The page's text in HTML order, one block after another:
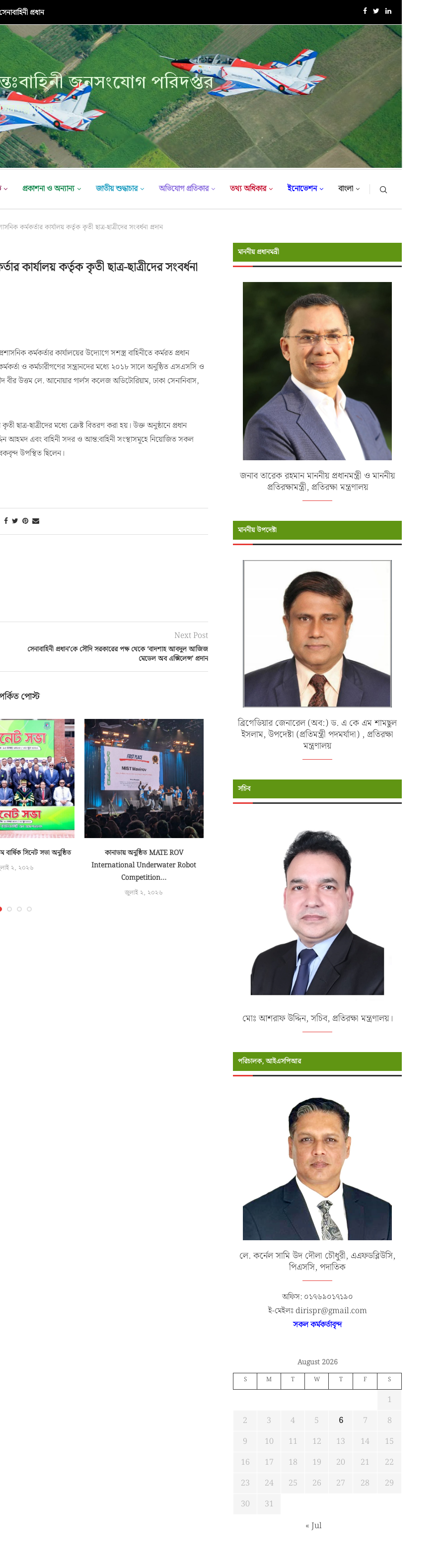
প্রধান এক্সারসাইজ টাইগার লাইটনিং-২০২৬ এর উদ্বোধনী অনুষ্ঠান
জনসংযোগ পরিদপ্তর
মন্ত্রণালয়
প্রকাশনা ও অন্যান্য জাতীয় শুদ্ধাচার অভিযোগ প্রতিকার তথ্য অধিকার ইনোভেশন বাংলা
কর্মকর্তার কার্যালয় কর্তৃক কৃতী ছাত্র-ছাত্রীদের সংবর্ধনা প্রদান
কার্যালয় কর্তৃক কৃতী ছাত্র-ছাত্রীদের সংবর্ধনা
কর্মকর্তার কার্যালয়ের উদ্যোগে সশস্ত্র বাহিনীতে কর্মরত প্রধান
ও কর্মচারীগণের সন্ত্রানদের মধ্যে ২০১৮ সালে অনুষ্ঠিত এসএসসি ও
বীর উত্তম লে. আনোয়ার গার্লস কলেজ অডিটোরিয়াম, ঢাকা সেনানিবাস,
ছাত্রীদের মধ্যে ক্রেষ্ট বিতরণ করা হয়। উক্ত অনুষ্ঠানে প্রধান
আহমদ এবং বাহিনী সদর ও আন্ত:বাহিনী সংস্থাসমূহে নিয়োজিত সকল
উপস্থিত ছিলেন।
Next Post
সেনাবাহিনী প্রধান’কে সৌদি সরকারের পক্ষ থেকে ‘বাদশাহ আবদুল আজিজ
মেডেল অব এক্সিলেন্স’ প্রদান
পোস্ট
সিনেট সভা অনুষ্ঠিত
২, ২০২৬
কানাডায় অনুষ্ঠিত MATE ROV
International Underwater Robot
Competition...
জুলাই ২, ২০২৬
১ম বাংলাদেশ ফর্মুলা স্টুডেন্ট অ্যান্ড অটোমোটিভ
ইঞ্জিনিয়ারিং সামিট...
জুন ২৫, ২০২৬
নতুনদের বরণে এমআইএসটি-তে
মাননীয় প্রধানমন্রী
জনাব তারেক রহমান মাননীয় প্রধানমন্ত্রী ও মাননীয়
প্রতিরক্ষামন্ত্রী, প্রতিরক্ষা মন্ত্রণালয়
মাননীয় উপদেষ্টা
ব্রিগেডিয়ার জেনারেল (অব:) ড. এ কে এম শামছুল
ইসলাম, উপদেষ্টা (প্রতিমন্ত্রী পদমর্যাদা) , প্রতিরক্ষা
মন্ত্রণালয়
সচিব
মোঃ আশরাফ উদ্দিন, সচিব, প্রতিরক্ষা মন্ত্রণালয়।
পরিচালক, আইএসপিআর
লে. কর্নেল সামি উদ দৌলা চৌধুরী, এএফডব্লিউসি,
পিএসসি, পদাতিক
অফিস: ০১৭৬৯০১৭১৯০
ই-মেইলঃ dirispr@gmail.com
সকল কর্মকর্তাবৃন্দ
August 2026
S M T W T F S
1
2
3 4 5 6 7
8
9
10 11 12 13 14
15
16
17 18 19 20 21
22
23
24 25 26 27 28
29
30
31
« Jul